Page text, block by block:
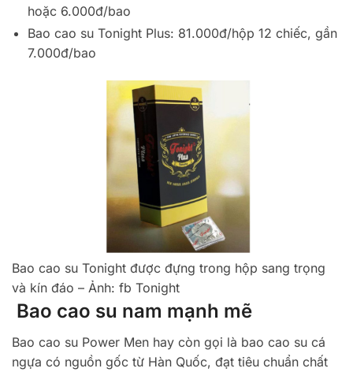
hoặc 6.000đ/bao
Bao cao su Tonight Plus: 81.000đ/hộp 12 chiếc, gần
7.000đ/bao
Bao cao su Tonight được đựng trong hộp sang trọng
và kín đáo – Ảnh: fb Tonight
Bao cao su nam mạnh mẽ
Bao cao su Power Men hay còn gọi là bao cao su cá
ngựa có nguồn gốc từ Hàn Quốc, đạt tiêu chuẩn chất